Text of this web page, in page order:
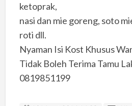
ketoprak,
nasi dan mie goreng, soto
roti dll.
Nyaman Isi Kost Khusus
Tidak Boleh Terima Tamu
0819851199